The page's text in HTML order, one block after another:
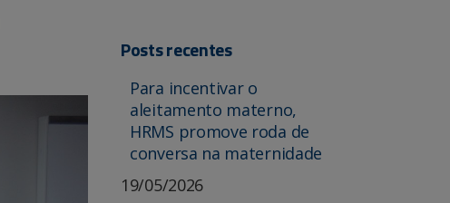
Posts recentes
Para incentivar o
aleitamento materno,
HRMS promove roda de
conversa na maternidade
19/05/2026